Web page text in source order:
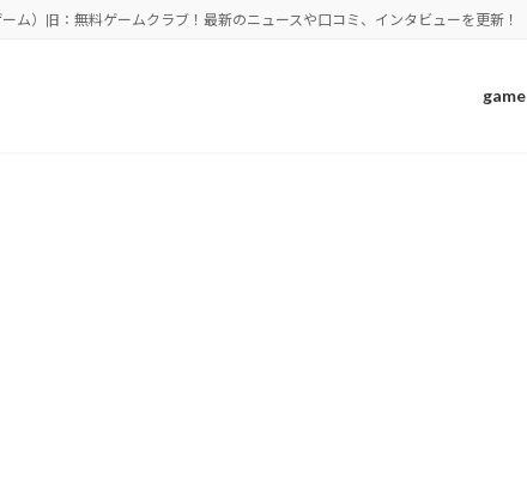
）旧：無料ゲームクラブ！最新のニュースや口コミ、インタビューを更新！
game